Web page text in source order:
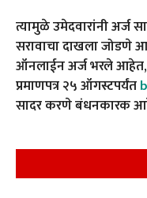
त्यामुळे उमेदवारांनी अर्ज
सरावाचा दाखला जोडणे
ऑनलाईन अर्ज भरले आहेत,
प्रमाणपत्र २५ ऑगस्टपर्यंत
सादर करणे बंधनकारक